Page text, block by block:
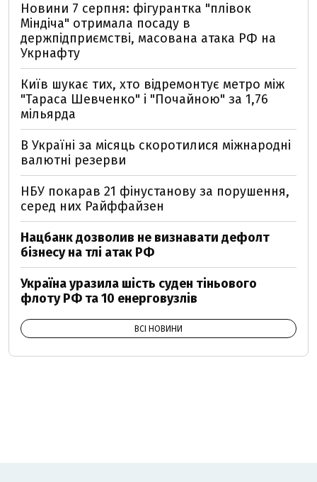
Новини 7 серпня: фігурантка "плівок
Міндіча" отримала посаду в
держпідприємстві, масована атака РФ на
Укрнафту
Київ шукає тих, хто відремонтує метро між
"Тараса Шевченко" і "Почайною" за 1,76
мільярда
В Україні за місяць скоротилися міжнародні
валютні резерви
НБУ покарав 21 фінустанову за порушення,
серед них Райффайзен
Нацбанк дозволив не визнавати дефолт
бізнесу на тлі атак РФ
Україна уразила шість суден тіньового
флоту РФ та 10 енерговузлів
ВСІ НОВИНИ